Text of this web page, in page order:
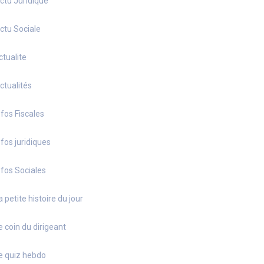
Sociale
Fiscales
juridiques
Sociales
petite histoire du jour
coin du dirigeant
quiz hebdo